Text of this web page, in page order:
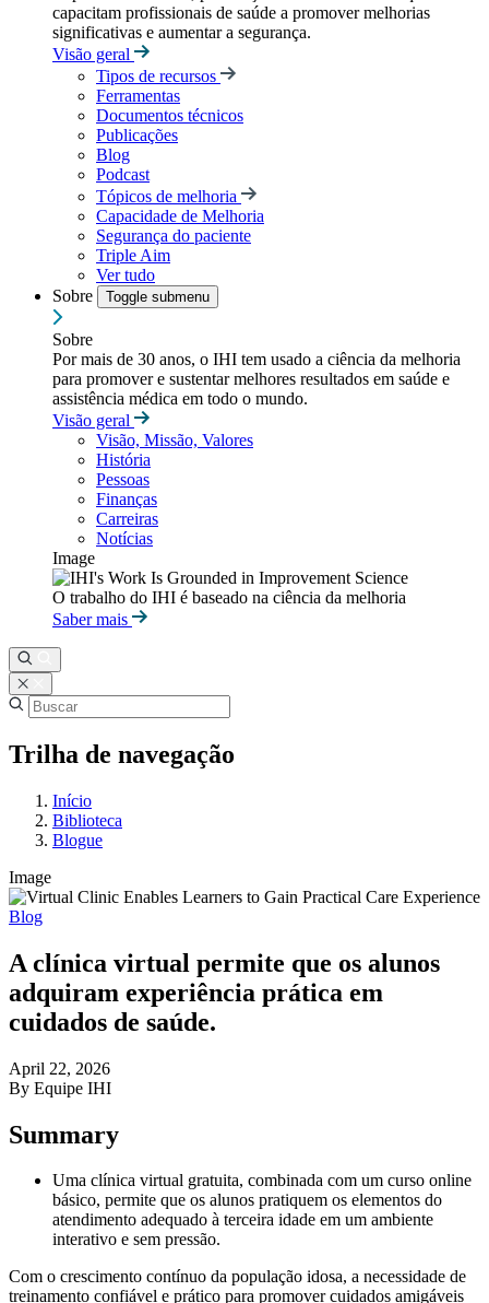
capacitam profissionais de saúde a promover melhorias
significativas e aumentar a segurança.
Visão geral
Tipos de recursos
Ferramentas
Documentos técnicos
Publicações
Blog
Podcast
Tópicos de melhoria
Capacidade de Melhoria
Segurança do paciente
Triple Aim
Ver tudo
Sobre
Toggle submenu
Sobre
Por mais de 30 anos, o IHI tem usado a ciência da melhoria
para promover e sustentar melhores resultados em saúde e
assistência médica em todo o mundo.
Visão geral
Visão, Missão, Valores
História
Pessoas
Finanças
Carreiras
Notícias
Image
O trabalho do IHI é baseado na ciência da melhoria
Saber mais
Trilha de navegação
Início
Biblioteca
Blogue
Image
Blog
A clínica virtual permite que os alunos
adquiram experiência prática em
cuidados de saúde.
April 22, 2026
By Equipe IHI
Summary
Uma clínica virtual gratuita, combinada com um curso online
básico, permite que os alunos pratiquem os elementos do
atendimento adequado à terceira idade em um ambiente
interativo e sem pressão.
Com o crescimento contínuo da população idosa, a necessidade de
treinamento confiável e prático para promover cuidados amigáveis ​​